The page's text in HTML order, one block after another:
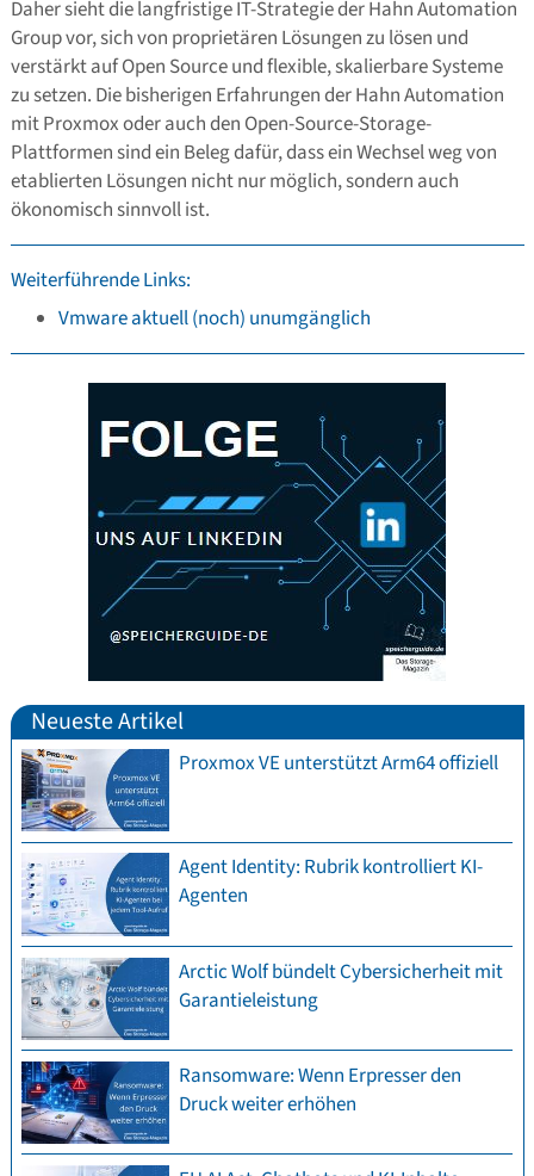
Daher sieht die langfristige IT-Strategie der Hahn Automation
Group vor, sich von proprietären Lösungen zu lösen und
verstärkt auf Open Source und flexible, skalierbare Systeme
zu setzen. Die bisherigen Erfahrungen der Hahn Automation
mit Proxmox oder auch den Open-Source-Storage-
Plattformen sind ein Beleg dafür, dass ein Wechsel weg von
etablierten Lösungen nicht nur möglich, sondern auch
ökonomisch sinnvoll ist.
Weiterführende Links:
Vmware aktuell (noch) unumgänglich
Neueste Artikel
Proxmox VE unterstützt Arm64 offiziell
Agent Identity: Rubrik kontrolliert KI-
Agenten
Arctic Wolf bündelt Cybersicherheit mit
Garantieleistung
Ransomware: Wenn Erpresser den
Druck weiter erhöhen